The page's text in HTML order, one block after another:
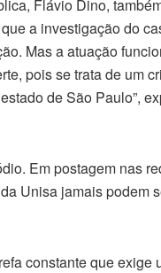
Flávio Dino,
a investigação do
Mas a atuação
pois se trata de um
de São Paulo”,
Em postagem nas
Unisa jamais podem
constante que exige